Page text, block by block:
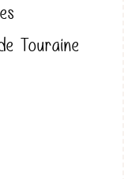
Touraine